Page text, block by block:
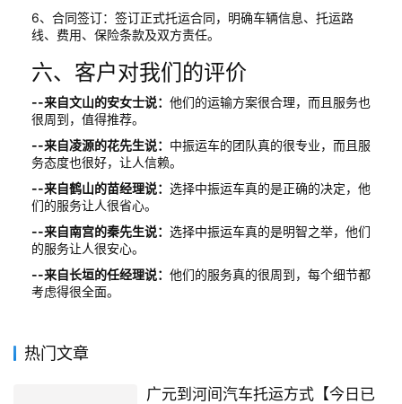
6、合同签订：签订正式托运合同，明确车辆信息、托运路
线、费用、保险条款及双方责任。
六、客户对我们的评价
--来自文山的安女士说： 他们的运输方案很合理，而且服务也
很周到，值得推荐。
--来自凌源的花先生说： 中振运车的团队真的很专业，而且服
务态度也很好，让人信赖。
--来自鹤山的苗经理说： 选择中振运车真的是正确的决定，他
们的服务让人很省心。
--来自南宫的秦先生说： 选择中振运车真的是明智之举，他们
的服务让人很安心。
--来自长垣的任经理说： 他们的服务真的很周到，每个细节都
考虑得很全面。
热门文章
广元到河间汽车托运方式【今日已